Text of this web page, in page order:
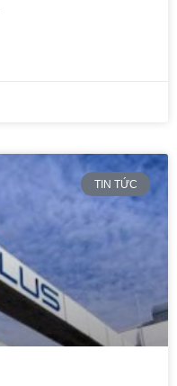
TIN TỨC